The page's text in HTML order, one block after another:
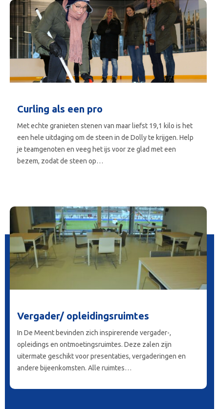
Curling als een pro
Met echte granieten stenen van maar liefst 19,1 kilo is het
een hele uitdaging om de steen in de Dolly te krijgen. Help
je teamgenoten en veeg het ijs voor ze glad met een
bezem, zodat de steen op…
Vergader/ opleidingsruimtes
In De Meent bevinden zich inspirerende vergader-,
opleidings en ontmoetingsruimtes. Deze zalen zijn
uitermate geschikt voor presentaties, vergaderingen en
andere bijeenkomsten. Alle ruimtes…